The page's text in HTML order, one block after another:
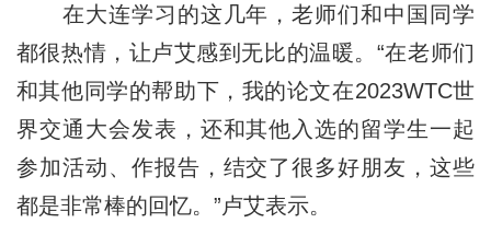
在大连学习的这几年，老师们和中国同学
都很热情，让卢艾感到无比的温暖。“在老师们
和其他同学的帮助下，我的论文在2023WTC世
界交通大会发表，还和其他入选的留学生一起
参加活动、作报告，结交了很多好朋友，这些
都是非常棒的回忆。”卢艾表示。